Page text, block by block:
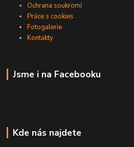
Ochrana soukromí
Práce s cookies
Fotogalerie
Kontakty
Jsme i na Facebooku
Kde nás najdete